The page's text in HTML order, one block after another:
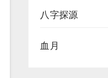
八字探源
血月